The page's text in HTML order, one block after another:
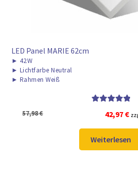
LED Panel MARIE 62cm
► 42W
► Lichtfarbe Neutral
► Rahmen Weiß
von 5
57,98€
war:
57,98 €
42,97 €
ist:
Weiterlesen